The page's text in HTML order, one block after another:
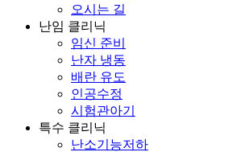
오시는 길
난임 클리닉
임신 준비
난자 냉동
배란 유도
인공수정
시험관아기
특수 클리닉
난소기능저하